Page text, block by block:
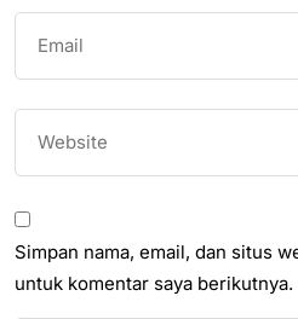
Simpan nama, email, dan situs
untuk komentar saya berikutnya.